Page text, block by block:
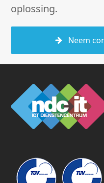
oplossing.
Neem